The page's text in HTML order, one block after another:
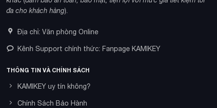
đa cho khách hàng).
Địa chỉ: Văn phòng Online
Kênh Support chính thức: Fanpage KAMIKEY
THÔNG TIN VÀ CHÍNH SÁCH
KAMIKEY uy tín không?
Chính Sách Bảo Hành